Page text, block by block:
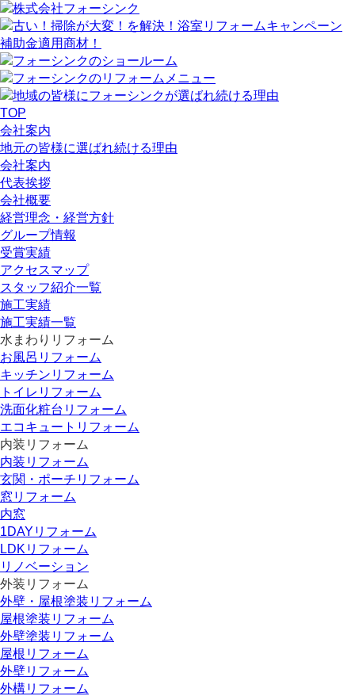
TOP
会社案内
地元の皆様に選ばれ続ける理由
会社案内
代表挨拶
会社概要
経営理念・経営方針
グループ情報
受賞実績
アクセスマップ
スタッフ紹介一覧
施工実績
施工実績一覧
水まわりリフォーム
お風呂リフォーム
キッチンリフォーム
トイレリフォーム
洗面化粧台リフォーム
エコキュートリフォーム
内装リフォーム
内装リフォーム
玄関・ポーチリフォーム
窓リフォーム
内窓
1DAYリフォーム
LDKリフォーム
リノベーション
外装リフォーム
外壁・屋根塗装リフォーム
屋根塗装リフォーム
外壁塗装リフォーム
屋根リフォーム
外壁リフォーム
外構リフォーム